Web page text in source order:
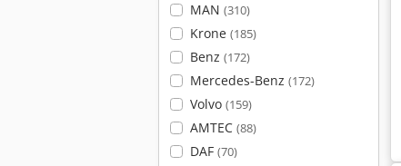
MAN (310)
Krone (185)
Benz (172)
Mercedes-Benz (172)
Volvo (159)
AMTEC (88)
DAF (70)